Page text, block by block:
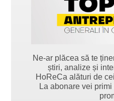
Ne-ar plăcea să te
știri, analize și
HoReCa alături de
La abonare vei